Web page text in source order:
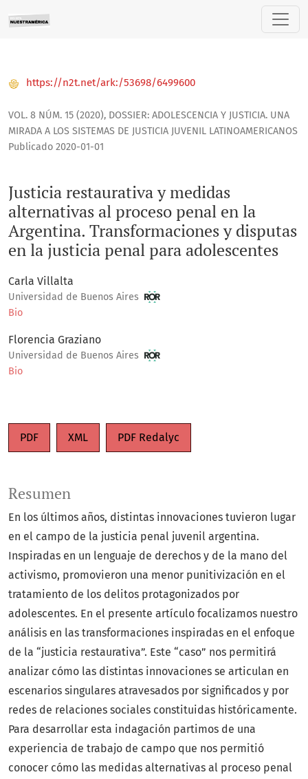
Justicia restaurativa y medidas alternativas al proceso
VOL. 8 NÚM. 15 (2020), DOSSIER: ADOLESCENCIA Y JUSTICIA. UNA
MIRADA A LOS SISTEMAS DE JUSTICIA JUVENIL LATINOAMERICANOS
Justicia restaurativa y medidas
alternativas al proceso penal en la
Argentina. Transformaciones y disputas
en la justicia penal para adolescentes
https://n2t.net/ark:/53698/6499600
Publicado 2020-01-01
Carla Villalta
Universidad de Buenos Aires
Bio
Florencia Graziano
Universidad de Buenos Aires
Bio
PDF XML PDF Redalyc
Resumen
En los últimos años, distintas innovaciones tuvieron lugar
en el campo de la justicia penal juvenil argentina.
Inspiradas en un lenguaje de derechos y de la mano del
activismo, promovieron una menor punitivización en el
tratamiento de los delitos protagonizados por
adolescentes. En el presente artículo focalizamos nuestro
análisis en las transformaciones inspiradas en el enfoque
de la “justicia restaurativa”. Este “caso” nos permitirá
analizar cómo las distintas innovaciones se articulan en
escenarios singulares atravesados por significados y por
redes de relaciones sociales constituidas históricamente.
Para desarrollar esta indagación partimos de una
experiencia de trabajo de campo que nos permitió
conocer cómo las medidas alternativas al proceso penal